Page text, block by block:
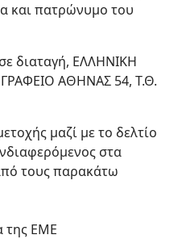
και πατρώνυμο του
διαταγή, ΕΛΛΗΝΙΚΗ
ΑΘΗΝΑΣ 54, Τ.Θ.
μαζί με το δελτίο
στα
τους παρακάτω
της ΕΜΕ